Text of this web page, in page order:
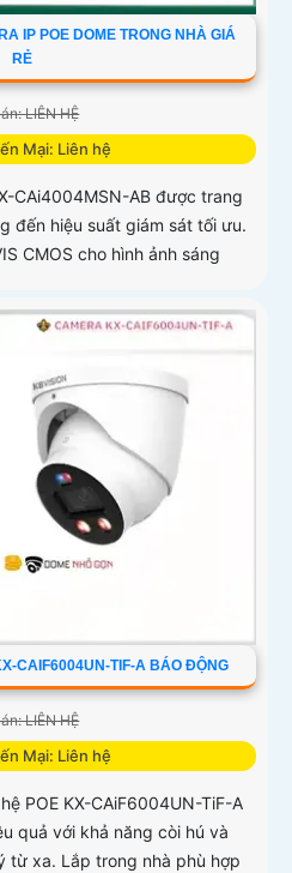
IP POE DOME TRONG NHÀ GIÁ
RẺ
LIÊN HỆ
Mại: Liên hệ
CAi4004MSN-AB được trang
đến hiệu suất giám sát tối ưu.
CMOS cho hình ảnh sáng
CAIF6004UN-TIF-A BÁO ĐỘNG
LIÊN HỆ
Mại: Liên hệ
POE KX-CAiF6004UN-TiF-A
quả với khả năng còi hú và
từ xa. Lắp trong nhà phù hợp